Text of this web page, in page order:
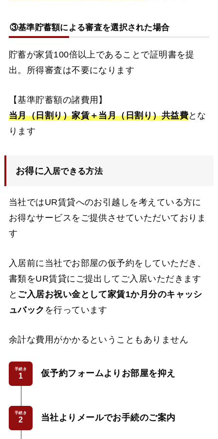
③基準貯蓄額による審査を選択された場合
貯蓄が家賃100倍以上であることで証明書を提
出。所得審査は不要になります
【基準貯蓄額の諸費用】
当月（日割り）家賃＋当月（日割り）共益費とな
ります
お得に 入居できる方法
当社ではUR賃貸へのお引越しを考えている方に
お得なサービスをご提供させていただいておりま
す
入居前に当社でお部屋の仮予約をしていただき、
書類をUR賃貸にご提出してご入居いただきます
と ご入居お祝い金として家賃1か月分のキャッシ
ュバック を行っています
余計な費用がかかるということもありません
手続き 仮予約フォームよりお部屋を抑え
手続き 当社よりメールでお手続のご案内